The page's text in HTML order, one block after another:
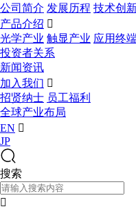
公司简介 发展历程 技术创
产品介绍 
光学产业 触显产业 应用终
投资者关系
新闻资讯
加入我们 
招贤纳士 员工福利
全球产业布局
EN 
JP
搜索
